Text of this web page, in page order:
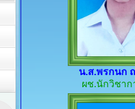
น.ส.พรกนก
ผช.นักวิชาก